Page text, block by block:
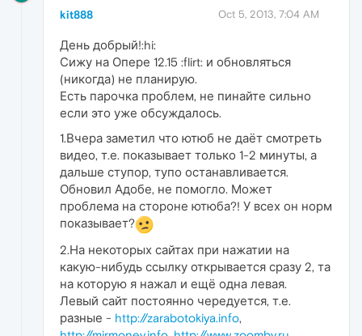
kit888 Oct 5, 2013, 7:04 AM
День добрый!:hi:
Сижу на Опере 12.15 :flirt: и обновляться
(никогда) не планирую.
Есть парочка проблем, не пинайте сильно
если это уже обсуждалось.
1.Вчера заметил что ютюб не даёт смотреть
видео, т.е. показывает только 1-2 минуты, а
дальше ступор, тупо останавливается.
Обновил Адобе, не помогло. Может
проблема на стороне ютюба?! У всех он норм
показывает?
2.На некоторых сайтах при нажатии на
какую-нибудь ссылку открывается сразу 2, та
на которую я нажал и ещё одна левая.
Левый сайт постоянно чередуется, т.е.
разные - http://zarabotokiya.info,